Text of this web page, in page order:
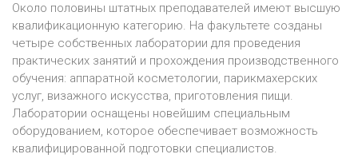
Около половины штатных преподавателей имеют высшую
квалификационную категорию. На факультете созданы
четыре собственных лаборатории для проведения
практических занятий и прохождения производственного
обучения: аппаратной косметологии, парикмахерских
услуг, визажного искусства, приготовления пищи.
Лаборатории оснащены новейшим специальным
оборудованием, которое обеспечивает возможность
квалифицированной подготовки специалистов.